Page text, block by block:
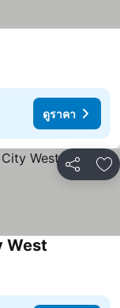
ดูราคา
แชร์ เ
West